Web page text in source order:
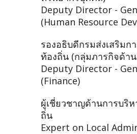
Deputy Director -
(Human Resource
รองอธิบดีกรมส่งเสริมก
ท้องถิ่น (กลุ่มภารกิจด้า
Deputy Director -
(Finance)
ผู้เชี่ยวชาญด้านการบริห
ถิ่น
Expert on Local